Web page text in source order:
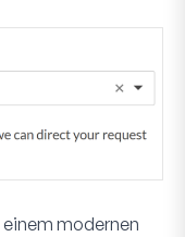
modernen